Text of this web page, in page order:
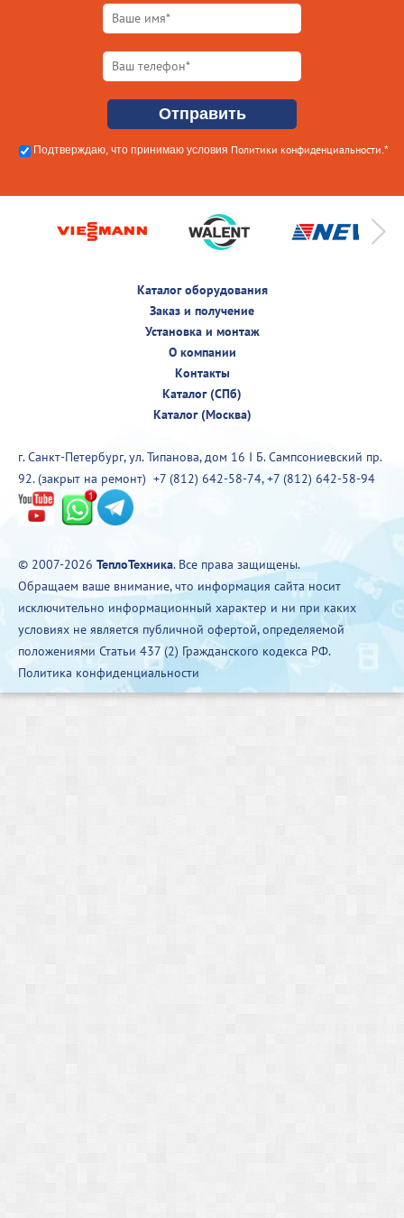
Подтверждаю, что принимаю условия Политики конфиденциальности.*
Каталог оборудования
Заказ и получение
Установка и монтаж
О компании
Контакты
Каталог (СПб)
Каталог (Москва)
г. Санкт-Петербург, ул. Типанова, дом 16 I Б. Сампсониевский пр.
92. (закрыт на ремонт) +7 (812) 642-58-74,+7 (812) 642-58-94
© 2007-2026 ТеплоТехника. Все права защищены.
Обращаем ваше внимание, что информация сайта носит
исключительно информационный характер и ни при каких
условиях не является публичной офертой, определяемой
положениями Статьи 437 (2) Гражданского кодекса РФ.
Политика конфиденциальности